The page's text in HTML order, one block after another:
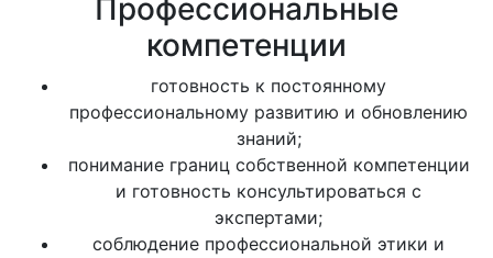
Профессиональные
компетенции
готовность к постоянному
профессиональному развитию и обновлению
знаний;
понимание границ собственной компетенции
и готовность консультироваться с
экспертами;
соблюдение профессиональной этики и